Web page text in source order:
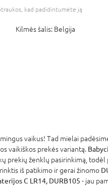
kad padidintumėte ją
Kilmės šalis: Belgija
vaikus! Tad mielai
vaikiškos prekės variantą.
prekių ženklų pasirinkimą, todėl
iš patikimo ir gerai žinomo
C LR14, DURB105 - jau